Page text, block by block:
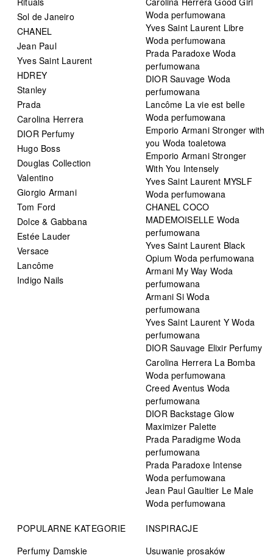
Sol de Janeiro
CHANEL
Jean Paul
Yves Saint Laurent
HDREY
Stanley
Prada
Carolina Herrera
DIOR Perfumy
Hugo Boss
Douglas Collection
Valentino
Giorgio Armani
Tom Ford
Dolce & Gabbana
Estée Lauder
Versace
Lancôme
Indigo Nails
Woda perfumowana
Yves Saint Laurent Libre
Woda perfumowana
Prada Paradoxe Woda
perfumowana
DIOR Sauvage Woda
perfumowana
Lancôme La vie est belle
Woda perfumowana
Emporio Armani Stronger with
you Woda toaletowa
Emporio Armani Stronger
With You Intensely
Yves Saint Laurent MYSLF
Woda perfumowana
CHANEL COCO
MADEMOISELLE Woda
perfumowana
Yves Saint Laurent Black
Opium Woda perfumowana
Armani My Way Woda
perfumowana
Armani Si Woda
perfumowana
Yves Saint Laurent Y Woda
perfumowana
DIOR Sauvage Elixir Perfumy
Carolina Herrera La Bomba
Woda perfumowana
Creed Aventus Woda
perfumowana
DIOR Backstage Glow
Maximizer Palette
Prada Paradigme Woda
perfumowana
Prada Paradoxe Intense
Woda perfumowana
Jean Paul Gaultier Le Male
Woda perfumowana
POPULARNE KATEGORIE
Perfumy Damskie
INSPIRACJE
Usuwanie prosaków